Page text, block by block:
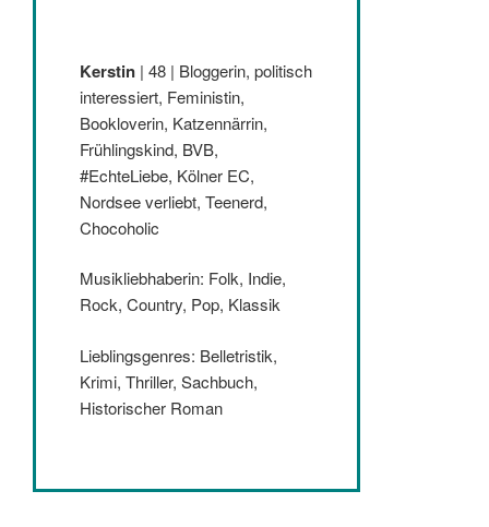
Kerstin | 48 | Bloggerin, politisch
interessiert, Feministin,
Bookloverin, Katzennärrin,
Frühlingskind, BVB,
#EchteLiebe, Kölner EC,
Nordsee verliebt, Teenerd,
Chocoholic
Musikliebhaberin: Folk, Indie,
Rock, Country, Pop, Klassik
Lieblingsgenres: Belletristik,
Krimi, Thriller, Sachbuch,
Historischer Roman